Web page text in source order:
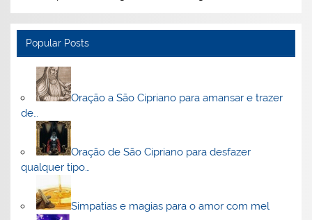
Popular Posts
Oração a São Cipriano para amansar e trazer
de…
Oração de São Cipriano para desfazer
qualquer tipo…
Simpatias e magias para o amor com mel